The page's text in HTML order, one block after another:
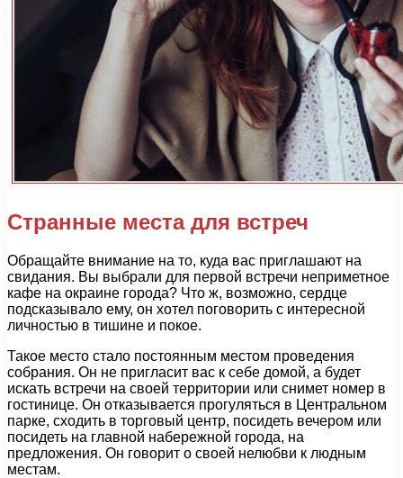
Странные места для встреч
Обращайте внимание на то, куда вас приглашают на
свидания. Вы выбрали для первой встречи неприметное
кафе на окраине города? Что ж, возможно, сердце
подсказывало ему, он хотел поговорить с интересной
личностью в тишине и покое.
Такое место стало постоянным местом проведения
собрания. Он не пригласит вас к себе домой, а будет
искать встречи на своей территории или снимет номер в
гостинице. Он отказывается прогуляться в Центральном
парке, сходить в торговый центр, посидеть вечером или
посидеть на главной набережной города, на
предложения. Он говорит о своей нелюбви к людным
местам.